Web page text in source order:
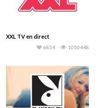
XXL TV en direct
1050448
6854